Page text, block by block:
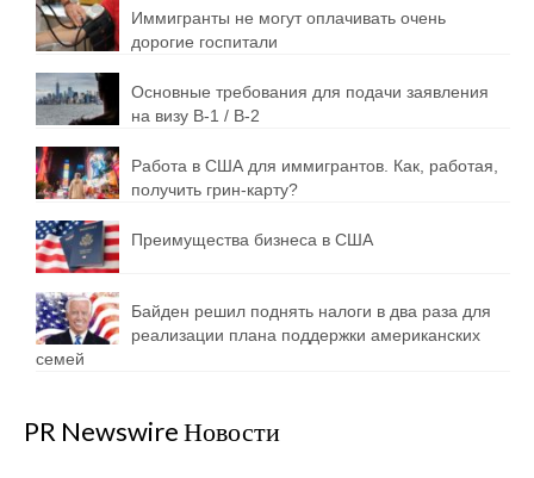
Иммигранты не могут оплачивать очень
дорогие госпитали
Основные требования для подачи заявления
на визу B-1 / B-2
Работа в США для иммигрантов. Как, работая,
получить грин-карту?
Преимущества бизнеса в США
Байден решил поднять налоги в два раза для
реализации плана поддержки американских
семей
PR Newswire Новости